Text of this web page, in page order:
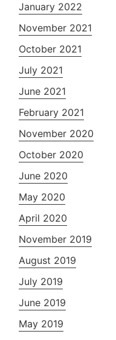
January 2022
November 2021
October 2021
July 2021
June 2021
February 2021
November 2020
October 2020
June 2020
May 2020
April 2020
November 2019
August 2019
July 2019
June 2019
May 2019